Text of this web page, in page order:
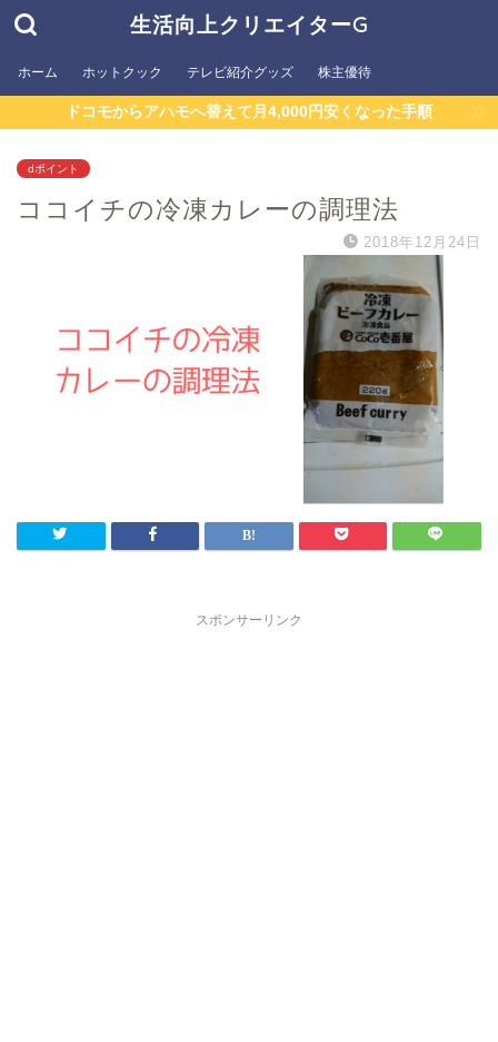
生活向上クリエイターG
ホーム ホットクック テレビ紹介グッズ 株主優待
ドコモからアハモへ替えて月4,000円安くなった手順
dポイント
ココイチの冷凍カレーの調理法
2018年12月24日
スポンサーリンク